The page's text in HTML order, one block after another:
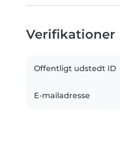
Verifikationer
Offentligt udstedt ID
E-mailadresse